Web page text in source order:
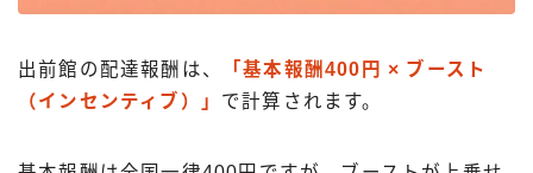
出前館の配達報酬は、
「基本報酬400円 × ブースト
（インセンティブ）」 で計算されます。